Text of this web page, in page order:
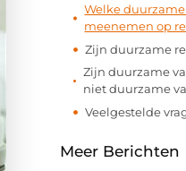
Welke
meenemen op
Zijn duurzame
Zijn duurzame
niet duurzame
Veelgestelde
Meer Berichten